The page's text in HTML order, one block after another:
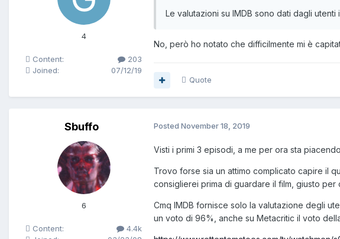
4
Content:
203
Joined:
07/12/19
Le valutazioni su IMDB sono dati dagli
No, però ho notato che difficilmente mi è
Quote
Sbuffo
6
Content:
4.4k
Posted November 18, 2019
Visti i primi 3 episodi, a me per ora sta
Trovo forse sia un attimo complicato capire il
consiglierei prima di guardare il film, giusto
Cmq IMDB fornisce solo la valutazione degli
un voto di 96%, anche su Metacritic il voto